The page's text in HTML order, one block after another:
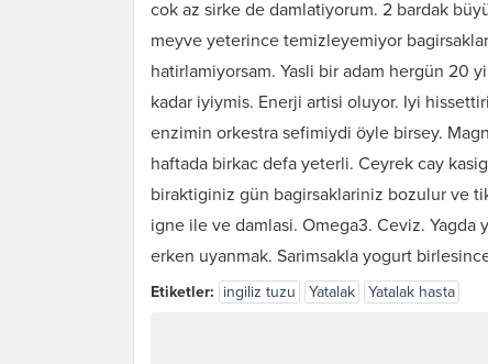
cok az sirke de damlatiyorum. 2 bardak
meyve yeterince temizleyemiyor
hatirlamiyorsam. Yasli bir adam hergün 20
kadar iyiymis. Enerji artisi oluyor. Iyi
enzimin orkestra sefimiydi öyle birsey.
haftada birkac defa yeterli. Ceyrek cay
biraktiginiz gün bagirsaklariniz bozulur ve
igne ile ve damlasi. Omega3. Ceviz. Yagda
erken uyanmak. Sarimsakla yogurt
Etiketler: ingiliz tuzu Yatalak Yatalak hasta